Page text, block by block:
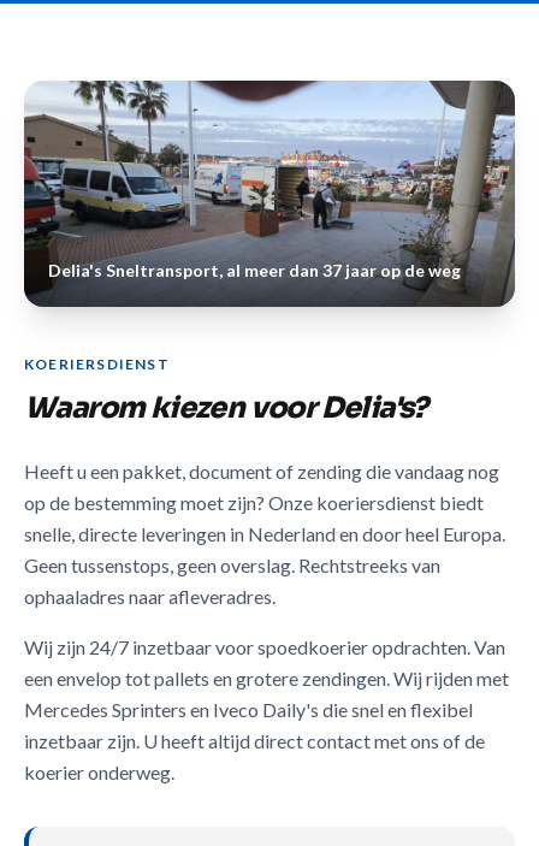
KOERIERSDIENST
Waarom kiezen voor Delia's?
Heeft u een pakket, document of zending die vandaag nog
op de bestemming moet zijn? Onze koeriersdienst biedt
snelle, directe leveringen in Nederland en door heel Europa.
Geen tussenstops, geen overslag. Rechtstreeks van
ophaaladres naar afleveradres.
Wij zijn 24/7 inzetbaar voor spoedkoerier opdrachten. Van
een envelop tot pallets en grotere zendingen. Wij rijden met
Mercedes Sprinters en Iveco Daily's die snel en flexibel
inzetbaar zijn. U heeft altijd direct contact met ons of de
koerier onderweg.
Delia's Sneltransport, al meer dan 37 jaar op de weg